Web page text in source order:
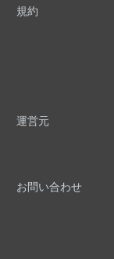
規約
運営元
お問い合わせ